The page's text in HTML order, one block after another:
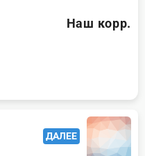
Наш корр.
ДАЛЕЕ